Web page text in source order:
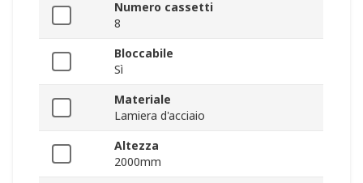
Numero cassetti
8
Bloccabile
Sì
Materiale
Lamiera d'acciaio
Altezza
2000mm